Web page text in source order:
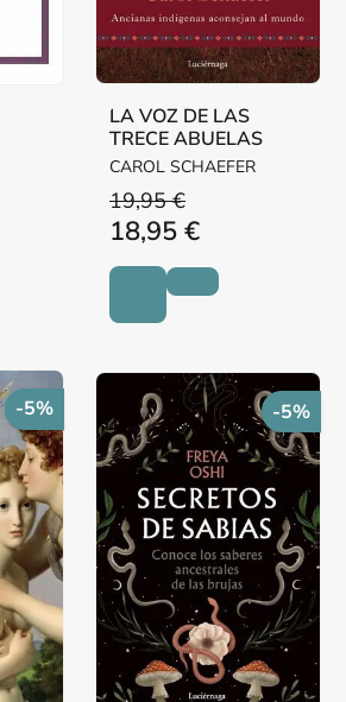
LA VOZ DE LAS
TRECE ABUELAS
CAROL SCHAEFER
19,95 €
18,95 €
-5% -5%